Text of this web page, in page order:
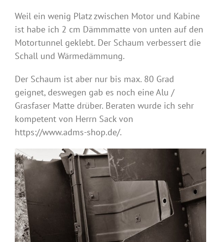
Weil ein wenig Platz zwischen Motor und Kabine
ist habe ich 2 cm Dämmmatte von unten auf den
Motortunnel geklebt. Der Schaum verbessert die
Schall und Wärmedämmung.
Der Schaum ist aber nur bis max. 80 Grad
geignet, deswegen gab es noch eine Alu /
Grasfaser Matte drüber. Beraten wurde ich sehr
kompetent von Herrn Sack von
https://www.adms-shop.de/.